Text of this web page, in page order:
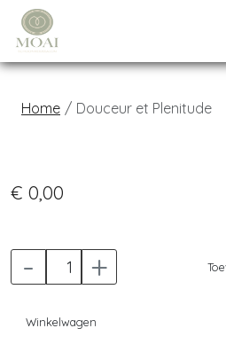
Home Douceur et Plenitude
€ 0,00
- +
Winkelwagen